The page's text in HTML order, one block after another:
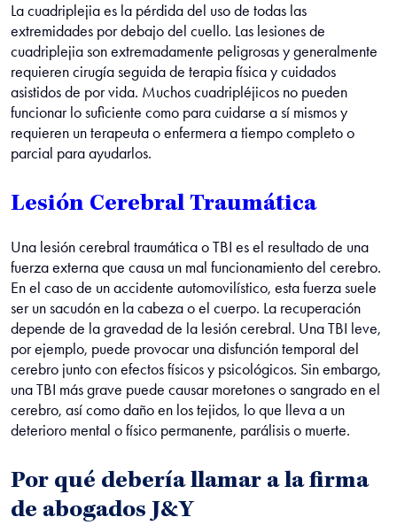
La cuadriplejia es la pérdida del uso de todas las
extremidades por debajo del cuello. Las lesiones de
cuadriplejia son extremadamente peligrosas y generalmente
requieren cirugía seguida de terapia física y cuidados
asistidos de por vida. Muchos cuadripléjicos no pueden
funcionar lo suficiente como para cuidarse a sí mismos y
requieren un terapeuta o enfermera a tiempo completo o
parcial para ayudarlos.
Lesión Cerebral Traumática
Una lesión cerebral traumática o TBI es el resultado de una
fuerza externa que causa un mal funcionamiento del cerebro.
En el caso de un accidente automovilístico, esta fuerza suele
ser un sacudón en la cabeza o el cuerpo. La recuperación
depende de la gravedad de la lesión cerebral. Una TBI leve,
por ejemplo, puede provocar una disfunción temporal del
cerebro junto con efectos físicos y psicológicos. Sin embargo,
una TBI más grave puede causar moretones o sangrado en el
cerebro, así como daño en los tejidos, lo que lleva a un
deterioro mental o físico permanente, parálisis o muerte.
Por qué debería llamar a la firma
de abogados J&Y